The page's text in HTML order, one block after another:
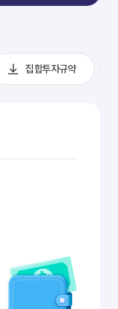
집합투자규약